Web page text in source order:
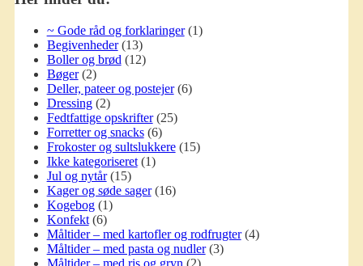
~ Gode råd og forklaringer(1)
Begivenheder(13)
Boller og brød (12)
Bøger(2)
Deller, pateer og postejer(6)
Dressing(2)
Fedtfattige opskrifter(25)
Forretter og snacks(6)
Frokoster og sultslukkere(15)
Ikke kategoriseret(1)
Jul og nytår(15)
Kager og søde sager(16)
Kogebog(1)
Konfekt(6)
Måltider – med kartofler og rodfrugter(4)
Måltider – med pasta og nudler(3)
Måltider – med ris og gryn (2)